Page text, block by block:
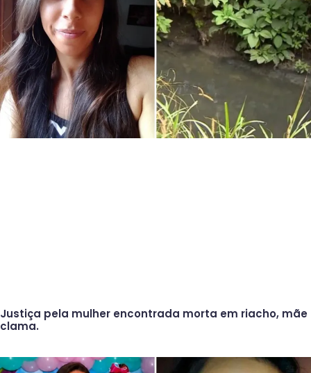
Justiça pela mulher encontrada morta em riacho, mãe
clama.